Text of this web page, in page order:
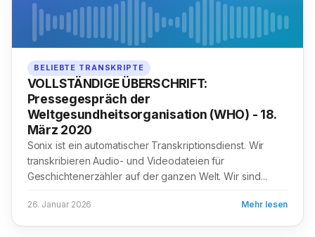
BELIEBTE TRANSKRIPTE
VOLLSTÄNDIGE ÜBERSCHRIFT:
Pressegespräch der
Weltgesundheitsorganisation (WHO) - 18.
März 2020
Sonix ist ein automatischer Transkriptionsdienst. Wir
transkribieren Audio- und Videodateien für
Geschichtenerzähler auf der ganzen Welt. Wir sind...
26. Januar 2026 Mehr lesen